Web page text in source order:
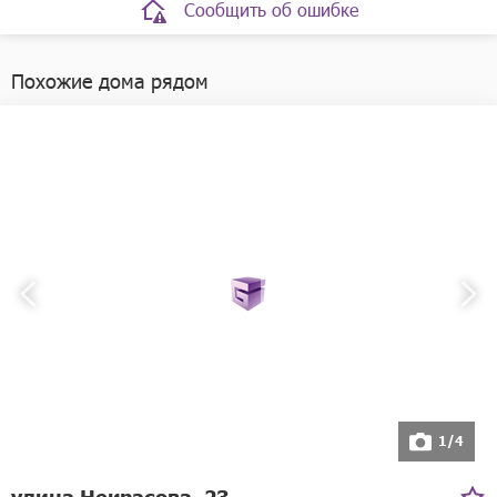
+7(83144)4-07-18
Сообщить об ошибке
Похожие дома рядом
1/4